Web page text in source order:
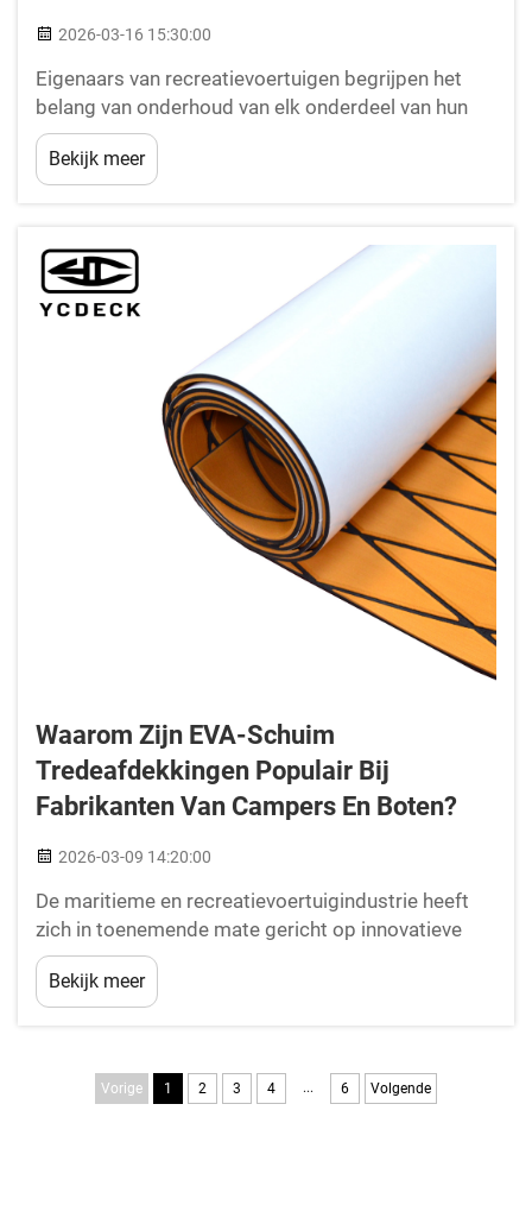
2026-03-16 15:30:00
Eigenaars van recreatievoertuigen begrijpen het
belang van onderhoud van elk onderdeel van hun
mobiele woningen, en RV-stapbedekkingen vormen
een cruciale investering in langdurige bescherming
en veiligheid. Deze gespecialiseerde
voertuig...
Bekijk meer
Waarom Zijn EVA-Schuim
Tredeafdekkingen Populair Bij
Fabrikanten Van Campers En Boten?
2026-03-09 14:20:00
De maritieme en recreatievoertuigindustrie heeft
zich in toenemende mate gericht op innovatieve
materialen die functionaliteit, duurzaamheid en
esthetische aantrekkelijkheid combineren. Onder
deze materialen zijn EVA-schuim tredeafdekkingen
voor fabrikanten...
Bekijk meer
Vorige 1 2 3 4 ... 6 Volgende